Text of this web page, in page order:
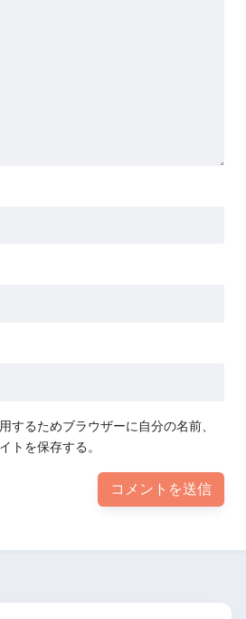
するためブラウザーに自分の名前、
トを保存する。